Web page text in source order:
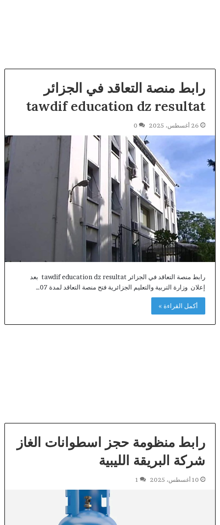
رابط منصة التعاقد في الجزائر
tawdif education dz resultat
26 أغسطس، 2025 0
رابط منصة التعاقد في الجزائر tawdif education dz resultat بعد
إعلان وزارة التربية والتعليم الجزائرية فتح منصة التعاقد لمدة 07…
أكمل القراءة »
رابط منظومة حجز اسطوانات الغاز
شركة البريقة الليبية
10 أغسطس، 2025 1